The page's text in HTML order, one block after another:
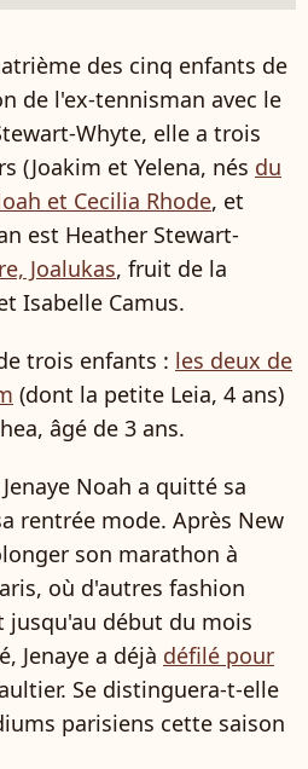
des cinq enfants de
de l'ex-tennisman avec le
Whyte, elle a trois
(Joakim et Yelena, nés du
et Cecilia Rhode, et
est Heather Stewart-
Joalukas, fruit de la
Isabelle Camus.
trois enfants : les deux de
(dont la petite Leia, 4 ans)
âgé de 3 ans.
Noah a quitté sa
rentrée mode. Après New
son marathon à
où d'autres fashion
jusqu'au début du mois
Jenaye a déjà défilé pour
Se distinguera-t-elle
parisiens cette saison